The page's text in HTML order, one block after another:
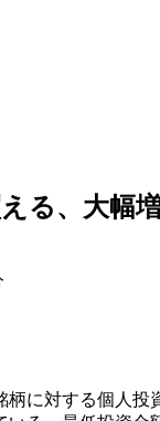
る、大幅
柄に対する個人